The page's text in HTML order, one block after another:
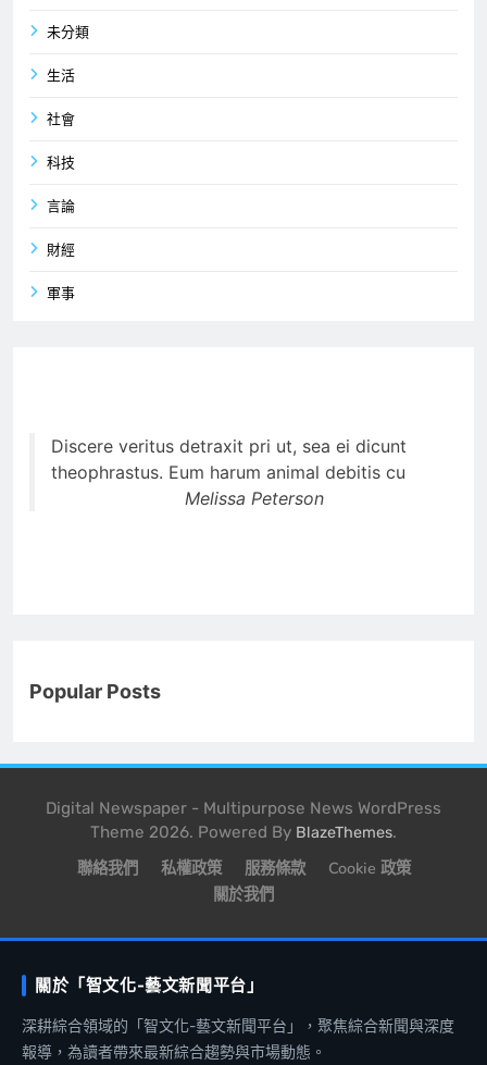
未分類
生活
社會
科技
言論
財經
軍事
Discere veritus detraxit pri ut, sea ei dicunt
theophrastus. Eum harum animal debitis cu
Melissa Peterson
Popular Posts
Digital Newspaper - Multipurpose News WordPress
Theme 2026. Powered By BlazeThemes.
聯絡我們 私權政策 服務條款
Cookie 政策
關於我們
關於「智文化-藝文新聞平台」
深耕綜合領域的「智文化-藝文新聞平台」，聚焦綜合新聞與深度
報導，為讀者帶來最新綜合趨勢與市場動態。